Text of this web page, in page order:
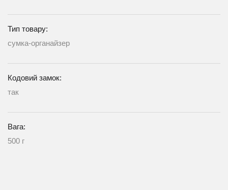
Тип товару:
сумка-органайзер
Кодовий замок:
так
Вага:
500 г